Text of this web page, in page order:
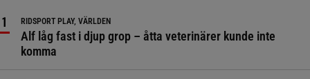
RIDSPORT PLAY, VÄRLDEN
Alf låg fast i djup grop – åtta veterinärer kunde inte
komma